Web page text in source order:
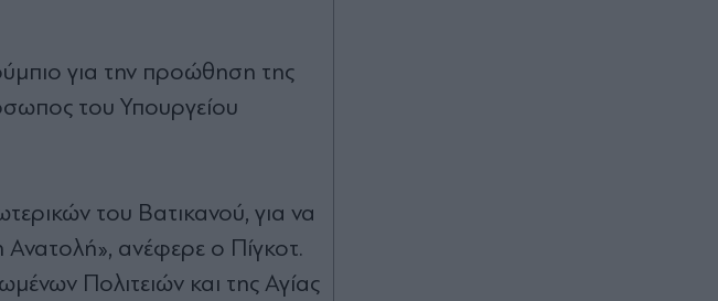
για την προώθηση της
του Υπουργείου
του Βατικανού, για να
Ανατολή», ανέφερε ο Πίγκοτ.
Πολιτειών και της Αγίας